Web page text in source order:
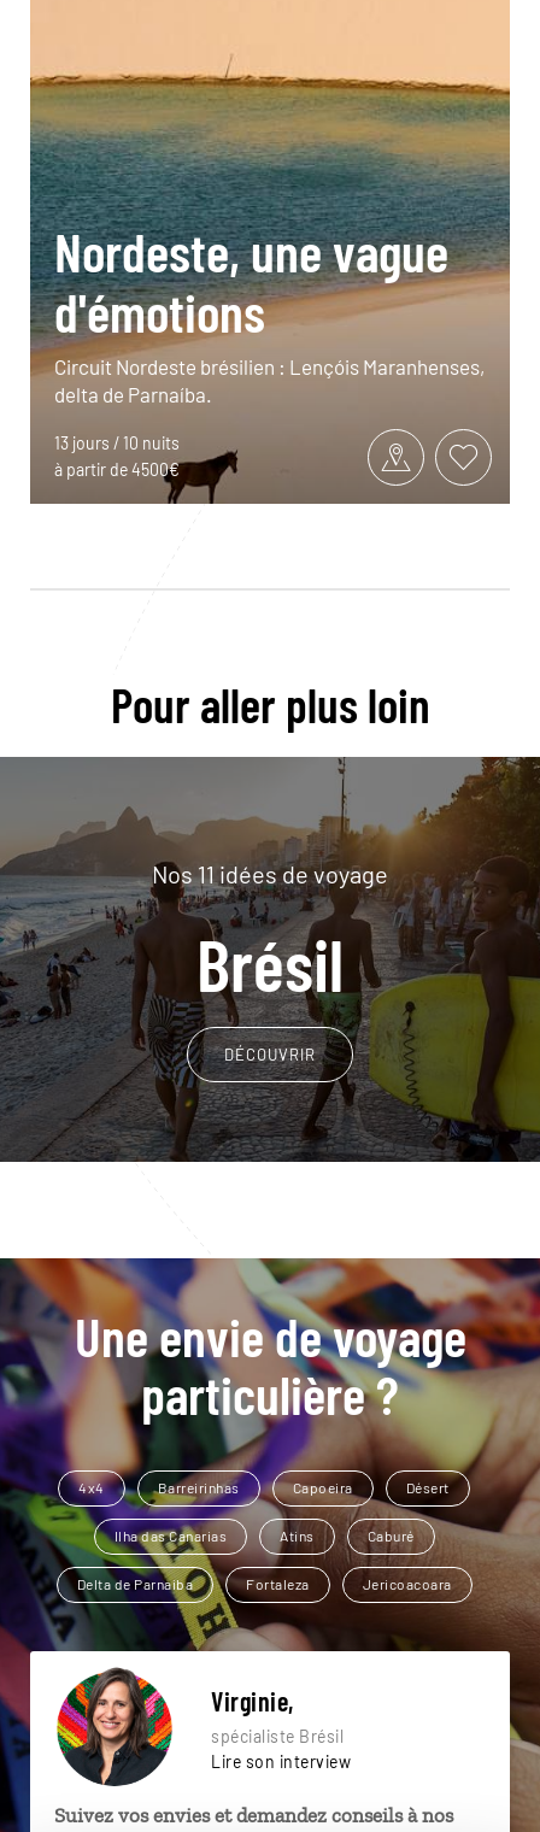
Nordeste, une vague
d'émotions
Circuit Nordeste brésilien : Lençóis Maranhenses,
delta de Parnaíba.
13 jours / 10 nuits
à partir de 4500€
Pour aller plus loin
Nos 11 idées de voyage
Brésil
DÉCOUVRIR
Une envie de voyage
particulière ?
4x4 Barreirinhas Capoeira Désert
Ilha das Canarias Atins Caburé
Delta de Parnaiba Fortaleza Jericoacoara
Virginie,
spécialiste Brésil
Lire son interview
Suivez vos envies et demandez conseils à nos